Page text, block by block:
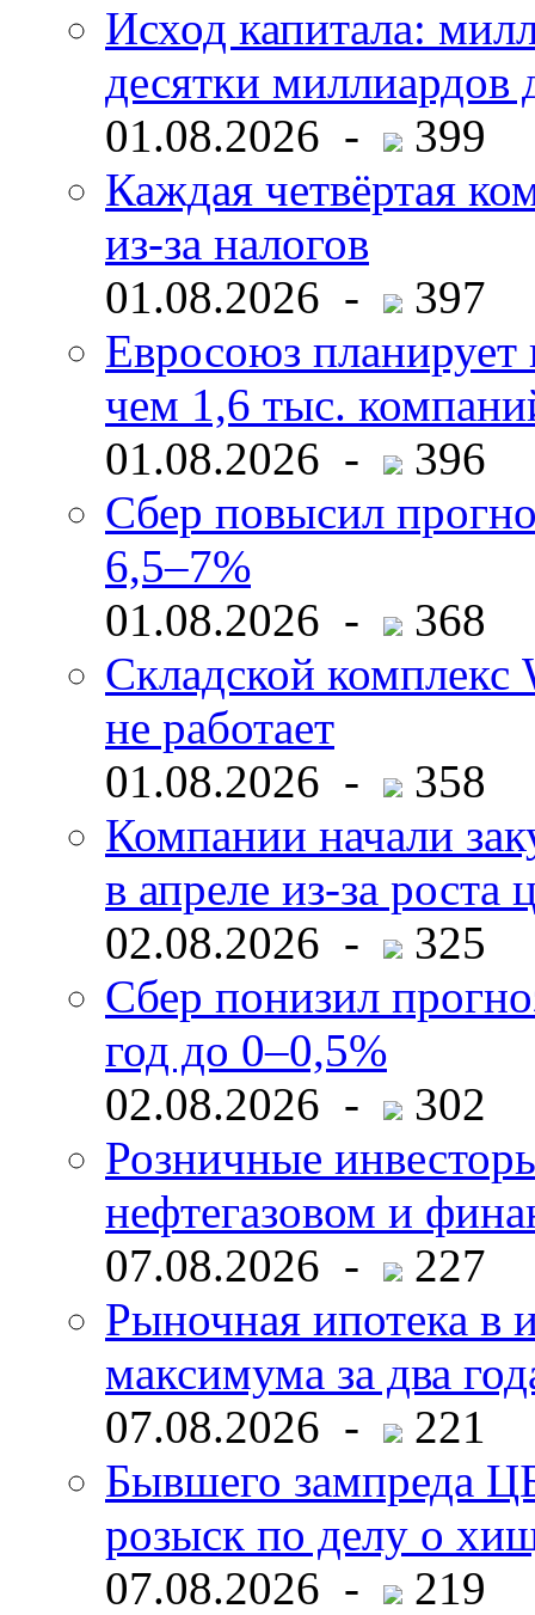
Исход капитала:
десятки миллиардов
01.08.2026 -
399
Каждая четвёртая
из-за налогов
01.08.2026 -
397
Евросоюз планирует
чем 1,6 тыс.
01.08.2026 -
396
Сбер повысил
6,5–7%
01.08.2026 -
368
Складской комплекс
не работает
01.08.2026 -
358
Компании начали
в апреле из-за роста
02.08.2026 -
325
Сбер понизил
год до 0–0,5%
02.08.2026 -
302
Розничные
нефтегазовом и
07.08.2026 -
227
Рыночная ипотека в
максимума за два
07.08.2026 -
221
Бывшего зампреда
розыск по делу о
07.08.2026 -
219